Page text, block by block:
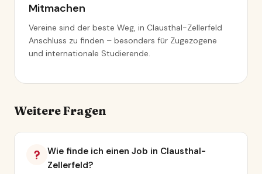
Mitmachen
Vereine sind der beste Weg, in Clausthal-Zellerfeld
Anschluss zu finden – besonders für Zugezogene
und internationale Studierende.
Weitere Fragen
Wie finde ich einen Job in Clausthal-
Zellerfeld?